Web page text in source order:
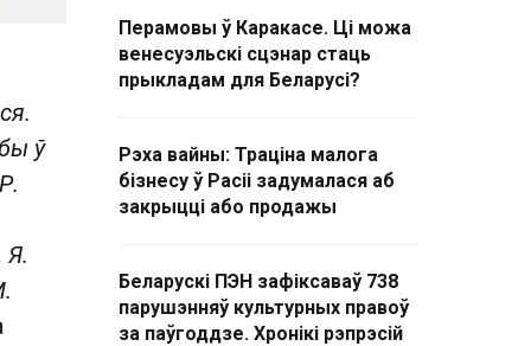
ў
Я.
Перамовы ў Каракасе. Ці можа
венесуэльскі сцэнар стаць
прыкладам для Беларусі?
Рэха вайны: Траціна малога
бізнесу ў Расіі задумалася аб
закрыцці або продажы
Беларускі ПЭН зафіксаваў 738
парушэнняў культурных правоў
за паўгоддзе. Хронікі рэпрэсій